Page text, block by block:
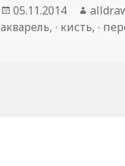
Опубликовано
05.11.2014 Автор
акварель, ∙ кисть, ∙